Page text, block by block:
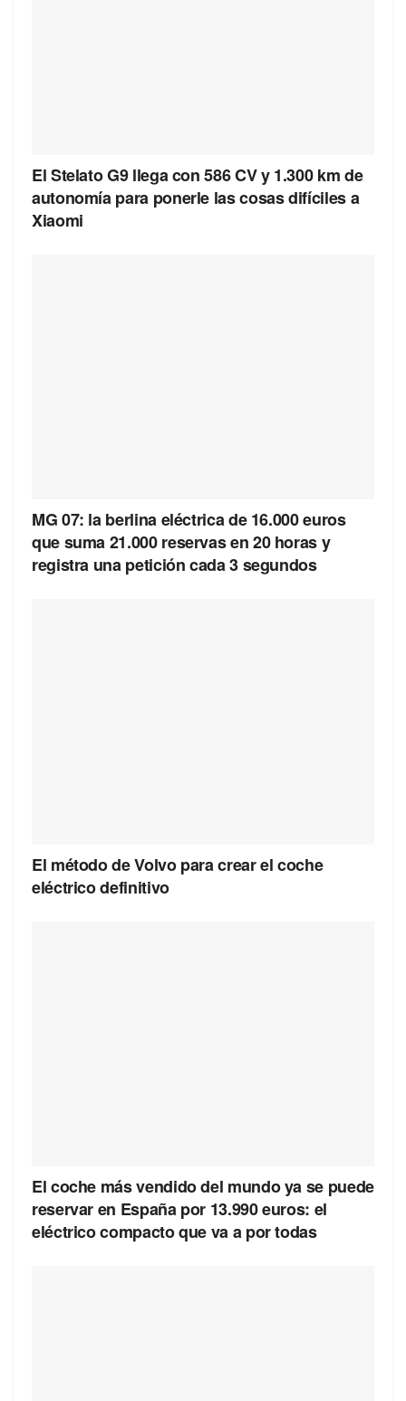
El Stelato G9 llega con 586 CV y 1.300 km de
autonomía para ponerle las cosas difíciles a
Xiaomi
MG 07: la berlina eléctrica de 16.000 euros
que suma 21.000 reservas en 20 horas y
registra una petición cada 3 segundos
El método de Volvo para crear el coche
eléctrico definitivo
El coche más vendido del mundo ya se puede
reservar en España por 13.990 euros: el
eléctrico compacto que va a por todas